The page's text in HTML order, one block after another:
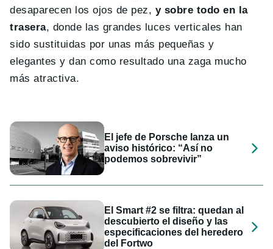
desaparecen los ojos de pez, y sobre todo en la
trasera, donde las grandes luces verticales han
sido sustituidas por unas más pequeñas y
elegantes y dan como resultado una zaga mucho
más atractiva.
El jefe de Porsche lanza un
aviso histórico: “Así no
podemos sobrevivir”
El Smart #2 se filtra: quedan al
descubierto el diseño y las
especificaciones del heredero
del Fortwo